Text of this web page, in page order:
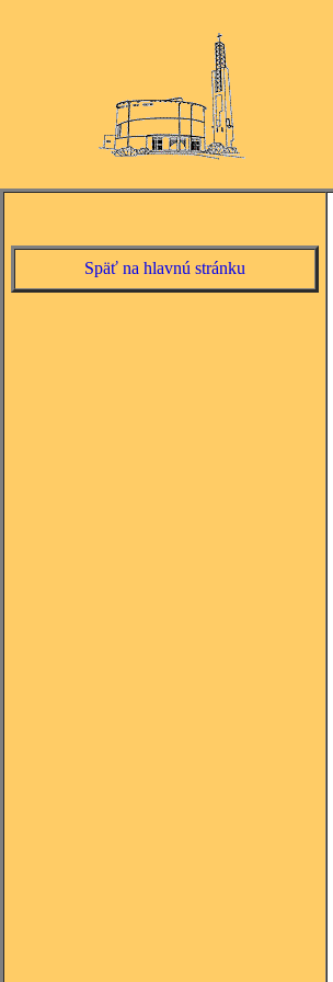
Späť na hlavnú stránku